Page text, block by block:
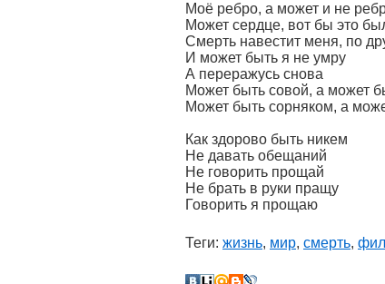
Моё ребро, а может и не
Может сердце, вот бы это
Смерть навестит меня, по
И может быть я не умру
А переражусь снова
Может быть совой, а может
Может быть сорняком, а
Как здорово быть никем
Не давать обещаний
Не говорить прощай
Не брать в руки пращу
Говорить я прощаю
Теги: жизнь, мир, смерть,